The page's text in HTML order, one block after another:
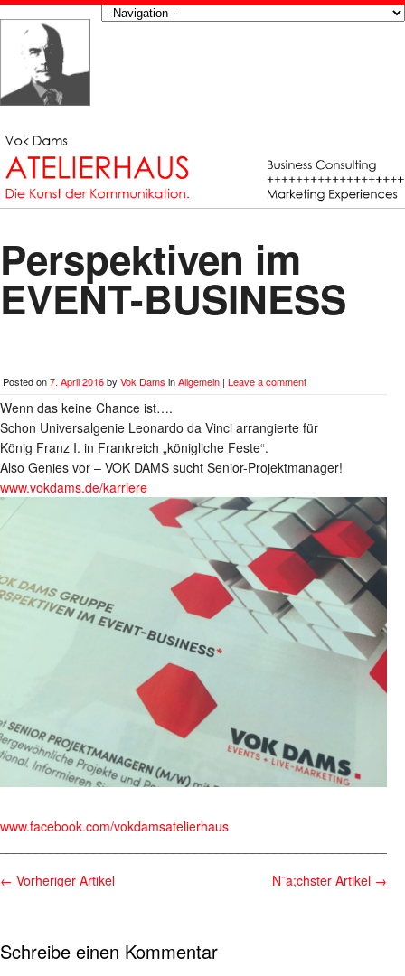
Perspektiven im
EVENT-BUSINESS
Posted on7. April 2016by Vok Dams inAllgemein | Leave a comment
Wenn das keine Chance ist….
Schon Universalgenie Leonardo da Vinci arrangierte für
König Franz I. in Frankreich „königliche Feste“.
Also Genies vor – VOK DAMS sucht Senior-Projektmanager!
www.vokdams.de/karriere
www.facebook.com/vokdamsatelierhaus
← Vorheriger Artikel N¨a;chster Artikel →
Schreibe einen Kommentar